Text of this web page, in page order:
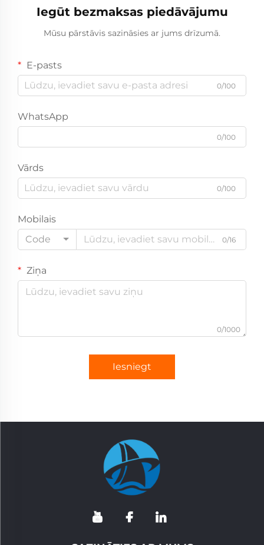
Iegūt bezmaksas piedāvājumu
Mūsu pārstāvis sazināsies ar jums drīzumā.
E-pasts
0/100
WhatsApp
0/100
Vārds
0/100
Mobilais
Code
0/16
Ziņa
0/1000
Iesniegt